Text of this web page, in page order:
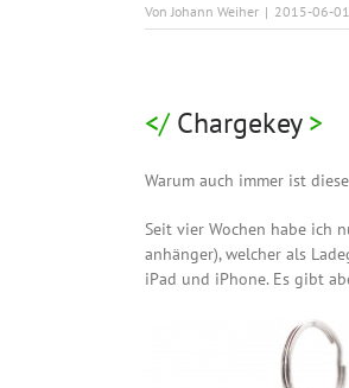
Von Johann Weiher | 2015-06-01
Chargekey
Warum auch immer ist
Seit vier Wochen habe ich
anhänger), welcher als
iPad und iPhone. Es gibt